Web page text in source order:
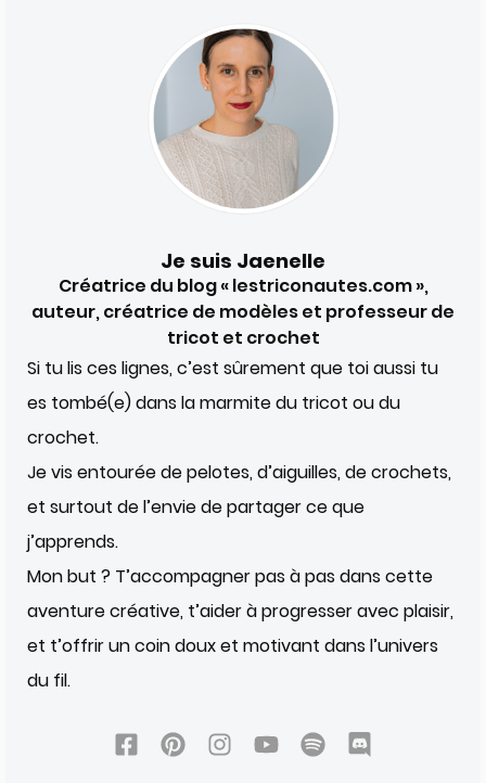
Je suis Jaenelle
Créatrice du blog « lestriconautes.com »,
auteur, créatrice de modèles et professeur de
tricot et crochet
Si tu lis ces lignes, c’est sûrement que toi aussi tu
es tombé(e) dans la marmite du tricot ou du
crochet.
Je vis entourée de pelotes, d’aiguilles, de crochets,
et surtout de l’envie de partager ce que
j’apprends.
Mon but ? T’accompagner pas à pas dans cette
aventure créative, t’aider à progresser avec plaisir,
et t’offrir un coin doux et motivant dans l’univers
du fil.